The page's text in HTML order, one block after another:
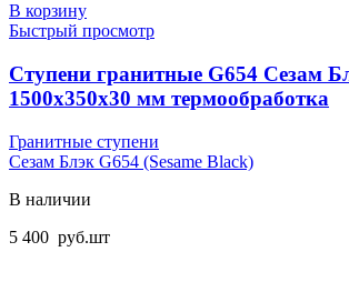
В корзину
Быстрый просмотр
Ступени гранитные G654 Сезам
1500х350х30 мм термообработка
Гранитные ступени
Сезам Блэк G654 (Sesame Black)
В наличии
5 400 руб.шт